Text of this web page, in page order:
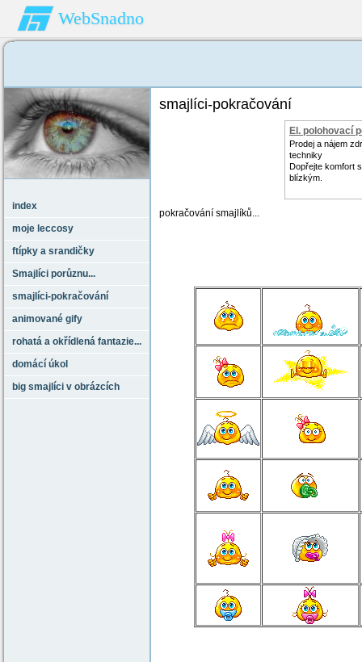
WebSnadno
index
moje leccosy
ftípky a srandičky
Smajlíci porůznu...
smajlíci-pokračování
animované gify
rohatá a okřídlená fantazie...
domácí úkol
big smajlíci v obrázcích
smajlíci-pokračování
El. polohovací
Prodej a nájem
techniky
Dopřejte komfort
blízkým.
pokračování smajlíků...